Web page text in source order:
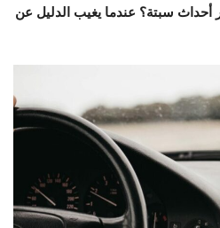
سبتة؟ عندما يغيب الدليل عن